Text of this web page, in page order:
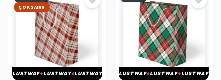
ÇOK SATAN
LUSTWAY LUSTWAY LUSTWAY LUSTWAY LUSTWAY LUSTWAY